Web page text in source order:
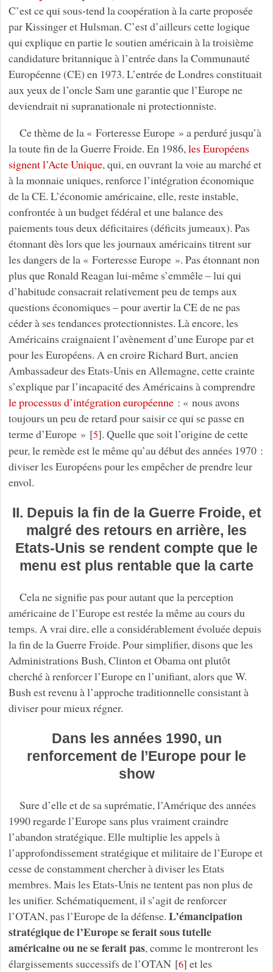
C’est ce qui sous-tend la coopération à la carte proposée
par Kissinger et Hulsman. C’est d’ailleurs cette logique
qui explique en partie le soutien américain à la troisième
candidature britannique à l’entrée dans la Communauté
Européenne (CE) en 1973. L’entrée de Londres constituait
aux yeux de l’oncle Sam une garantie que l’Europe ne
deviendrait ni supranationale ni protectionniste.
Ce thème de la « Forteresse Europe » a perduré jusqu’à
la toute fin de la Guerre Froide. En 1986,les Européens
signent l’Acte Unique, qui, en ouvrant la voie au marché et
à la monnaie uniques, renforce l’intégration économique
de la CE. L’économie américaine, elle, reste instable,
confrontée à un budget fédéral et une balance des
paiements tous deux déficitaires (déficits jumeaux). Pas
étonnant dès lors que les journaux américains titrent sur
les dangers de la « Forteresse Europe ». Pas étonnant non
plus que Ronald Reagan lui-même s’emmêle – lui qui
d’habitude consacrait relativement peu de temps aux
questions économiques – pour avertir la CE de ne pas
céder à ses tendances protectionnistes. Là encore, les
Américains craignaient l’avènement d’une Europe par et
pour les Européens. A en croire Richard Burt, ancien
Ambassadeur des Etats-Unis en Allemagne, cette crainte
s’explique par l’incapacité des Américains à comprendre
le processus d’intégration européenne: « nous avons
toujours un peu de retard pour saisir ce qui se passe en
terme d’Europe » [5]. Quelle que soit l’origine de cette
peur, le remède est le même qu’au début des années 1970 :
diviser les Européens pour les empêcher de prendre leur
envol.
II. Depuis la fin de la Guerre Froide, et
malgré des retours en arrière, les
Etats-Unis se rendent compte que le
menu est plus rentable que la carte
Cela ne signifie pas pour autant que la perception
américaine de l’Europe est restée la même au cours du
temps. A vrai dire, elle a considérablement évoluée depuis
la fin de la Guerre Froide. Pour simplifier, disons que les
Administrations Bush, Clinton et Obama ont plutôt
cherché à renforcer l’Europe en l’unifiant, alors que W.
Bush est revenu à l’approche traditionnelle consistant à
diviser pour mieux régner.
Dans les années 1990, un
renforcement de l’Europe pour le
show
Sure d’elle et de sa suprématie, l’Amérique des années
1990 regarde l’Europe sans plus vraiment craindre
l’abandon stratégique. Elle multiplie les appels à
l’approfondissement stratégique et militaire de l’Europe et
cesse de constamment chercher à diviser les Etats
membres. Mais les Etats-Unis ne tentent pas non plus de
les unifier. Schématiquement, il s’agit de renforcer
l’OTAN, pas l’Europe de la défense. L’émancipation
stratégique de l’Europe se ferait sous tutelle
américaine ou ne se ferait pas, comme le montreront les
élargissements successifs de l’OTAN[6] et les